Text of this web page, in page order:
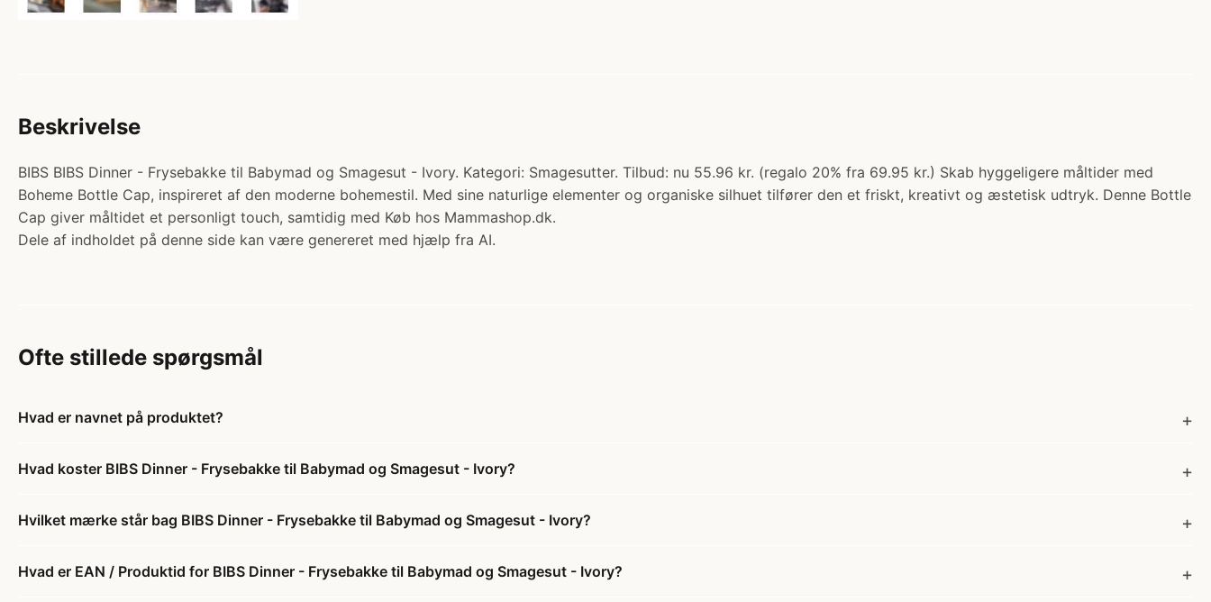
Beskrivelse
BIBS BIBS Dinner - Frysebakke til Babymad og Smagesut - Ivory. Kategori: Smagesutter. Tilbud: nu 55.96 kr. (regalo 20% fra 69.95 kr.) Skab hyggeligere måltider med
Boheme Bottle Cap, inspireret af den moderne bohemestil. Med sine naturlige elementer og organiske silhuet tilfører den et friskt, kreativt og æstetisk udtryk. Denne Bottle
Cap giver måltidet et personligt touch, samtidig med Køb hos Mammashop.dk.
Dele af indholdet på denne side kan være genereret med hjælp fra AI.
Ofte stillede spørgsmål
Hvad er navnet på produktet?
Hvad koster BIBS Dinner - Frysebakke til Babymad og Smagesut - Ivory?
Hvilket mærke står bag BIBS Dinner - Frysebakke til Babymad og Smagesut - Ivory?
Hvad er EAN / Produktid for BIBS Dinner - Frysebakke til Babymad og Smagesut - Ivory?